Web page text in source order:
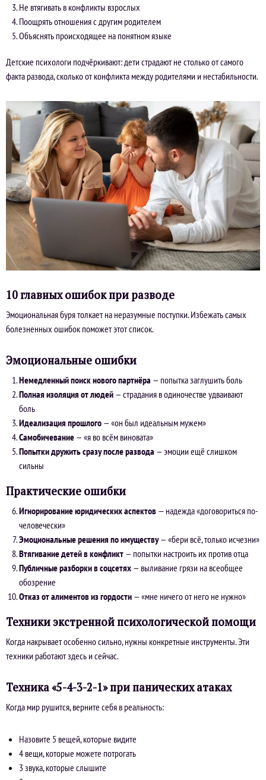
Не втягивать в конфликты взрослых
Поощрять отношения с другим родителем
Объяснять происходящее на понятном языке
Детские психологи подчёркивают: дети страдают не столько от самого
факта развода, сколько от конфликта между родителями и нестабильности.
10 главных ошибок при разводе
Эмоциональная буря толкает на неразумные поступки. Избежать самых
болезненных ошибок поможет этот список.
Эмоциональные ошибки
Немедленный поиск нового партнёра — попытка заглушить боль
Полная изоляция от людей — страдания в одиночестве удваивают
боль
Идеализация прошлого — «он был идеальным мужем»
Самобичевание — «я во всём виновата»
Попытки дружить сразу после развода — эмоции ещё слишком
сильны
Практические ошибки
Игнорирование юридических аспектов — надежда «договориться по-
человечески»
Эмоциональные решения по имуществу— «бери всё, только исчезни»
Втягивание детей в конфликт — попытки настроить их против отца
Публичные разборки в соцсетях — выливание грязи на всеобщее
обозрение
Отказ от алиментов из гордости — «мне ничего от него не нужно»
Техники экстренной психологической помощи
Когда накрывает особенно сильно, нужны конкретные инструменты. Эти
техники работают здесь и сейчас.
Техника «5-4-3-2-1» при панических атаках
Когда мир рушится, верните себя в реальность:
Назовите 5 вещей, которые видите
4 вещи, которые можете потрогать
3 звука, которые слышите